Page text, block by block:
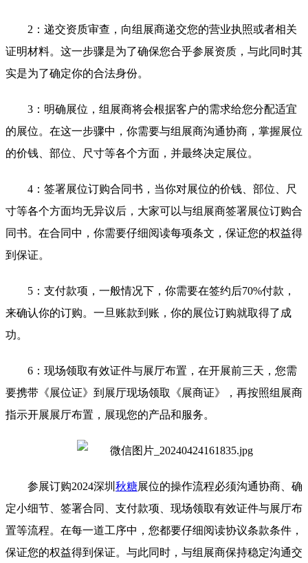
2：递交资质审查，向组展商递交您的营业执照或者相关
证明材料。这一步骤是为了确保您合乎参展资质，与此同时其
实是为了确定你的合法身份。
3：明确展位，组展商将会根据客户的需求给您分配适宜
的展位。在这一步骤中，你需要与组展商沟通协商，掌握展位
的价钱、部位、尺寸等各个方面，并最终决定展位。
4：签署展位订购合同书，当你对展位的价钱、部位、尺
寸等各个方面均无异议后，大家可以与组展商签署展位订购合
同书。在合同中，你需要仔细阅读每项条文，保证您的权益得
到保证。
5：支付款项，一般情况下，你需要在签约后70%付款，
来确认你的订购。一旦账款到账，你的展位订购就取得了成
功。
6：现场领取有效证件与展厅布置，在开展前三天，您需
要携带《展位证》到展厅现场领取《展商证》，再按照组展商
指示开展展厅布置，展现您的产品和服务。
参展订购2024深圳 秋糖展位的操作流程必须沟通协商、确
定小细节、签署合同、支付款项、现场领取有效证件与展厅布
置等流程。在每一道工序中，您都要仔细阅读协议条款条件，
保证您的权益得到保证。与此同时，与组展商保持稳定沟通交